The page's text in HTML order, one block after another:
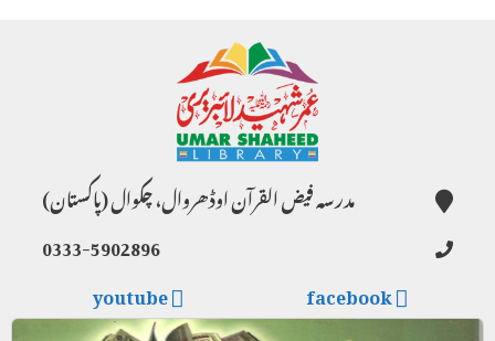
مدرسہ فیض القرآن اوڈھروال، چکوال (پاکستان)
0333-5902896
facebook
youtube